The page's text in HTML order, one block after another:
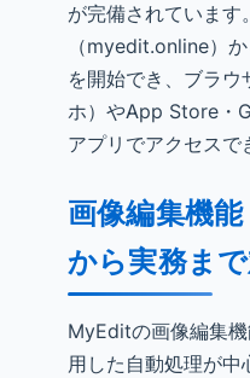
が完備されています
（myedit.online）
を開始でき、ブラウ
ホ）やApp Store・
アプリでアクセスで
画像編集機
から実務ま
MyEditの画像編集
用した自動処理が中